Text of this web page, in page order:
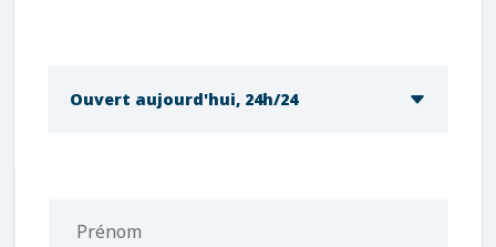
Ouvert aujourd'hui, 24h/24
Prénom